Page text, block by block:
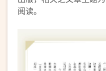
阅读。